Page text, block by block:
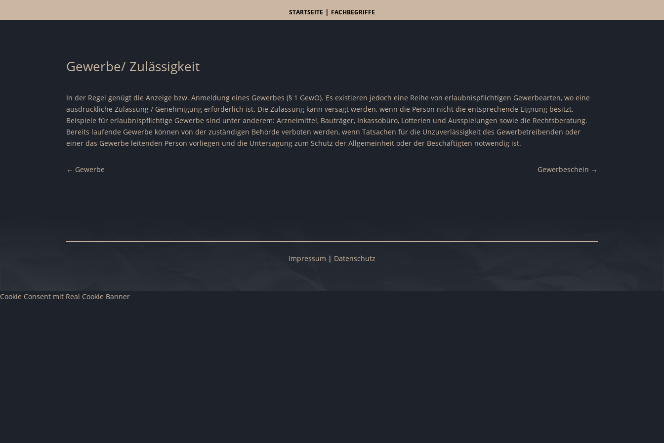
STARTSEITE | FACHBEGRIFFE
Gewerbe/ Zulässigkeit
In der Regel genügt die Anzeige bzw. Anmeldung eines Gewerbes (§ 1 GewO). Es existieren jedoch eine Reihe von erlaubnispflichtigen Gewerbearten, wo eine
ausdrückliche Zulassung / Genehmigung erforderlich ist. Die Zulassung kann versagt werden, wenn die Person nicht die entsprechende Eignung besitzt.
Beispiele für erlaubnispflichtige Gewerbe sind unter anderem: Arzneimittel, Bauträger, Inkassobüro, Lotterien und Ausspielungen sowie die Rechtsberatung.
Bereits laufende Gewerbe können von der zuständigen Behörde verboten werden, wenn Tatsachen für die Unzuverlässigkeit des Gewerbetreibenden oder
einer das Gewerbe leitenden Person vorliegen und die Untersagung zum Schutz der Allgemeinheit oder der Beschäftigten notwendig ist.
← Gewerbe Gewerbeschein →
Impressum | Datenschutz
Cookie Consent mit Real Cookie Banner